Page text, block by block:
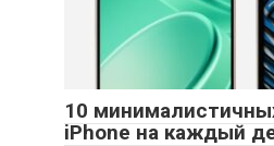
10
iPhone на каждый